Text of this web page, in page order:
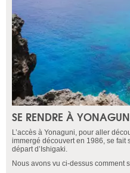
SE RENDRE À
L’accès à Yonaguni, pour aller
immergé découvert en 1986, se fait
départ d’Ishigaki.
Nous avons vu ci-dessus comment